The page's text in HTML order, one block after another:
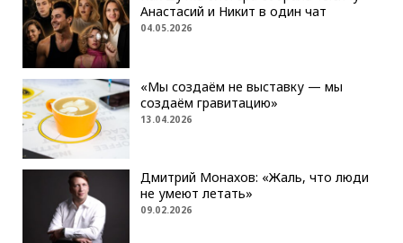
Анастасий и Никит в один чат
04.05.2026
«Мы создаём не выставку — мы
создаём гравитацию»
13.04.2026
Дмитрий Монахов: «Жаль, что люди
не умеют летать»
09.02.2026